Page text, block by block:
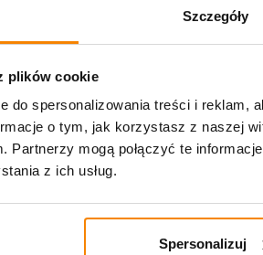
Szczegóły
plików cookie
do spersonalizowania treści i reklam,
o tym, jak korzystasz z naszej
Partnerzy mogą połączyć te
z ich usług.
Spersonalizuj